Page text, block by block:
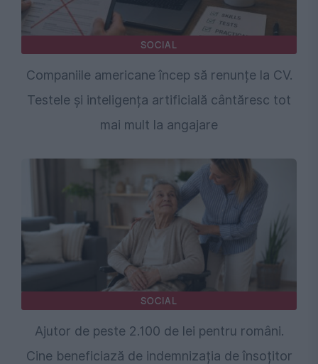
SOCIAL
Companiile americane încep să renunțe la CV.
Testele și inteligența artificială cântăresc tot
mai mult la angajare
SOCIAL
Ajutor de peste 2.100 de lei pentru români.
Cine beneficiază de indemnizația de însoțitor